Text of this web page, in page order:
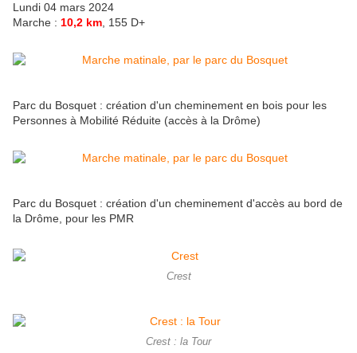
Lundi 04 mars 2024
Marche : 10,2 km , 155 D+
Parc du Bosquet : création d'un cheminement en bois pour les
Personnes à Mobilité Réduite (accès à la Drôme)
Parc du Bosquet : création d'un cheminement d'accès au bord de
la Drôme, pour les PMR
Crest
Crest : la Tour